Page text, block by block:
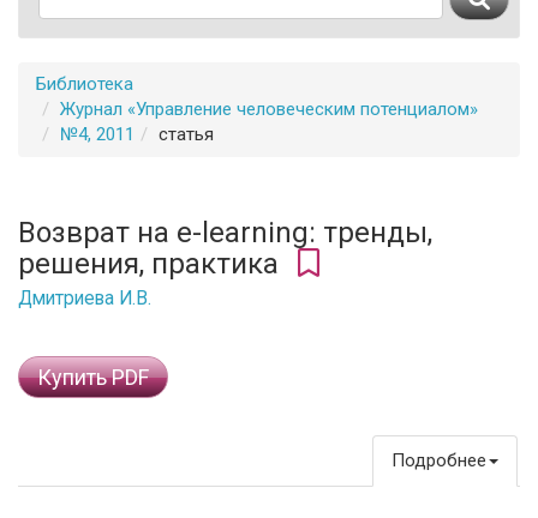
Библиотека
Журнал «Управление человеческим потенциалом»
№4, 2011
статья
Возврат на e-learning: тренды,
решения, практика
Дмитриева И.В.
Купить PDF
Подробнее